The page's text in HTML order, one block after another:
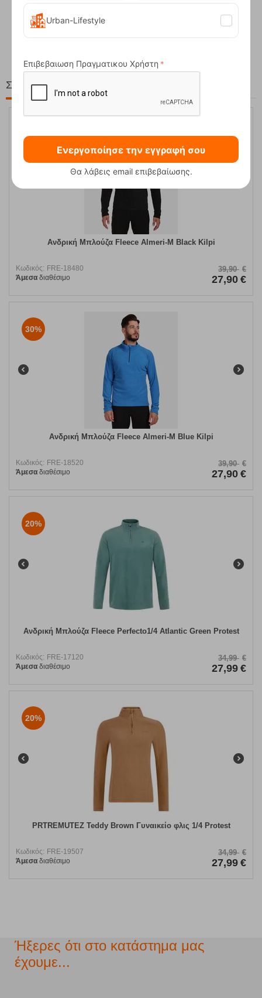
Compact Ocean Blue Τηλεσκοπικά Μπατόν Πεζ...
Στη ίδια Τιμή!
30%
Ανδρική Μπλούζα Fleece Almeri-M Black Kilpi
Κωδικός: FRE-18480
Άμεσα διαθέσιμο
39,90 €
27,90 €
30%
Ανδρική Μπλούζα Fleece Almeri-M Blue Kilpi
Κωδικός: FRE-18520
Άμεσα διαθέσιμο
39,90 €
27,90 €
20%
Ανδρική Μπλούζα Fleece Perfecto1/4 Atlantic Green Protest
Κωδικός: FRE-17120
Άμεσα διαθέσιμο
34,99 €
27,99 €
20%
PRTREMUTEZ Teddy Brown Γυναικείο φλις 1/4 Protest
Κωδικός: FRE-19507
Άμεσα διαθέσιμο
34,99 €
27,99 €
Ήξερες ότι στο κατάστημα μας
έχουμε...
Urban-Lifestyle
Επιβεβαιωση Πραγματικου Χρήστη
Ενεργοποίησε την εγγραφή σου
Θα λάβεις email επιβεβαίωσης.